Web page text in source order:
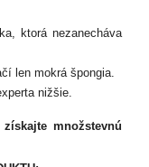
ktorá nezanecháva
len mokrá špongia.
nižšie.
množstevnú